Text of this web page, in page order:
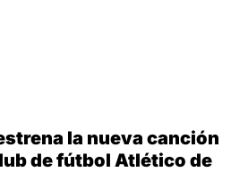
la nueva canción
de fútbol Atlético de